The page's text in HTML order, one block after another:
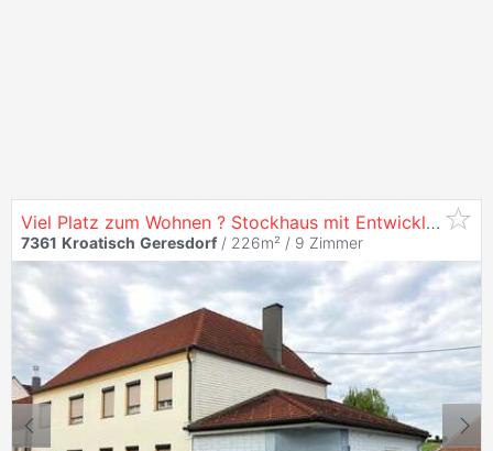
Viel Platz zum Wohnen ? Stockhaus mit Entwicklungspotenzial
7361 Kroatisch Geresdorf / 226m² / 9 Zimmer